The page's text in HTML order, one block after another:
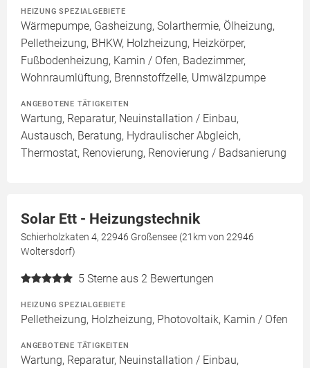
HEIZUNG SPEZIALGEBIETE
Wärmepumpe, Gasheizung, Solarthermie, Ölheizung,
Pelletheizung, BHKW, Holzheizung, Heizkörper,
Fußbodenheizung, Kamin / Ofen, Badezimmer,
Wohnraumlüftung, Brennstoffzelle, Umwälzpumpe
ANGEBOTENE TÄTIGKEITEN
Wartung, Reparatur, Neuinstallation / Einbau,
Austausch, Beratung, Hydraulischer Abgleich,
Thermostat, Renovierung, Renovierung / Badsanierung
Solar Ett - Heizungstechnik
Schierholzkaten 4, 22946 Großensee (21km von 22946
Woltersdorf)
5 Sterne aus 2 Bewertungen
HEIZUNG SPEZIALGEBIETE
Pelletheizung, Holzheizung, Photovoltaik, Kamin / Ofen
ANGEBOTENE TÄTIGKEITEN
Wartung, Reparatur, Neuinstallation / Einbau,